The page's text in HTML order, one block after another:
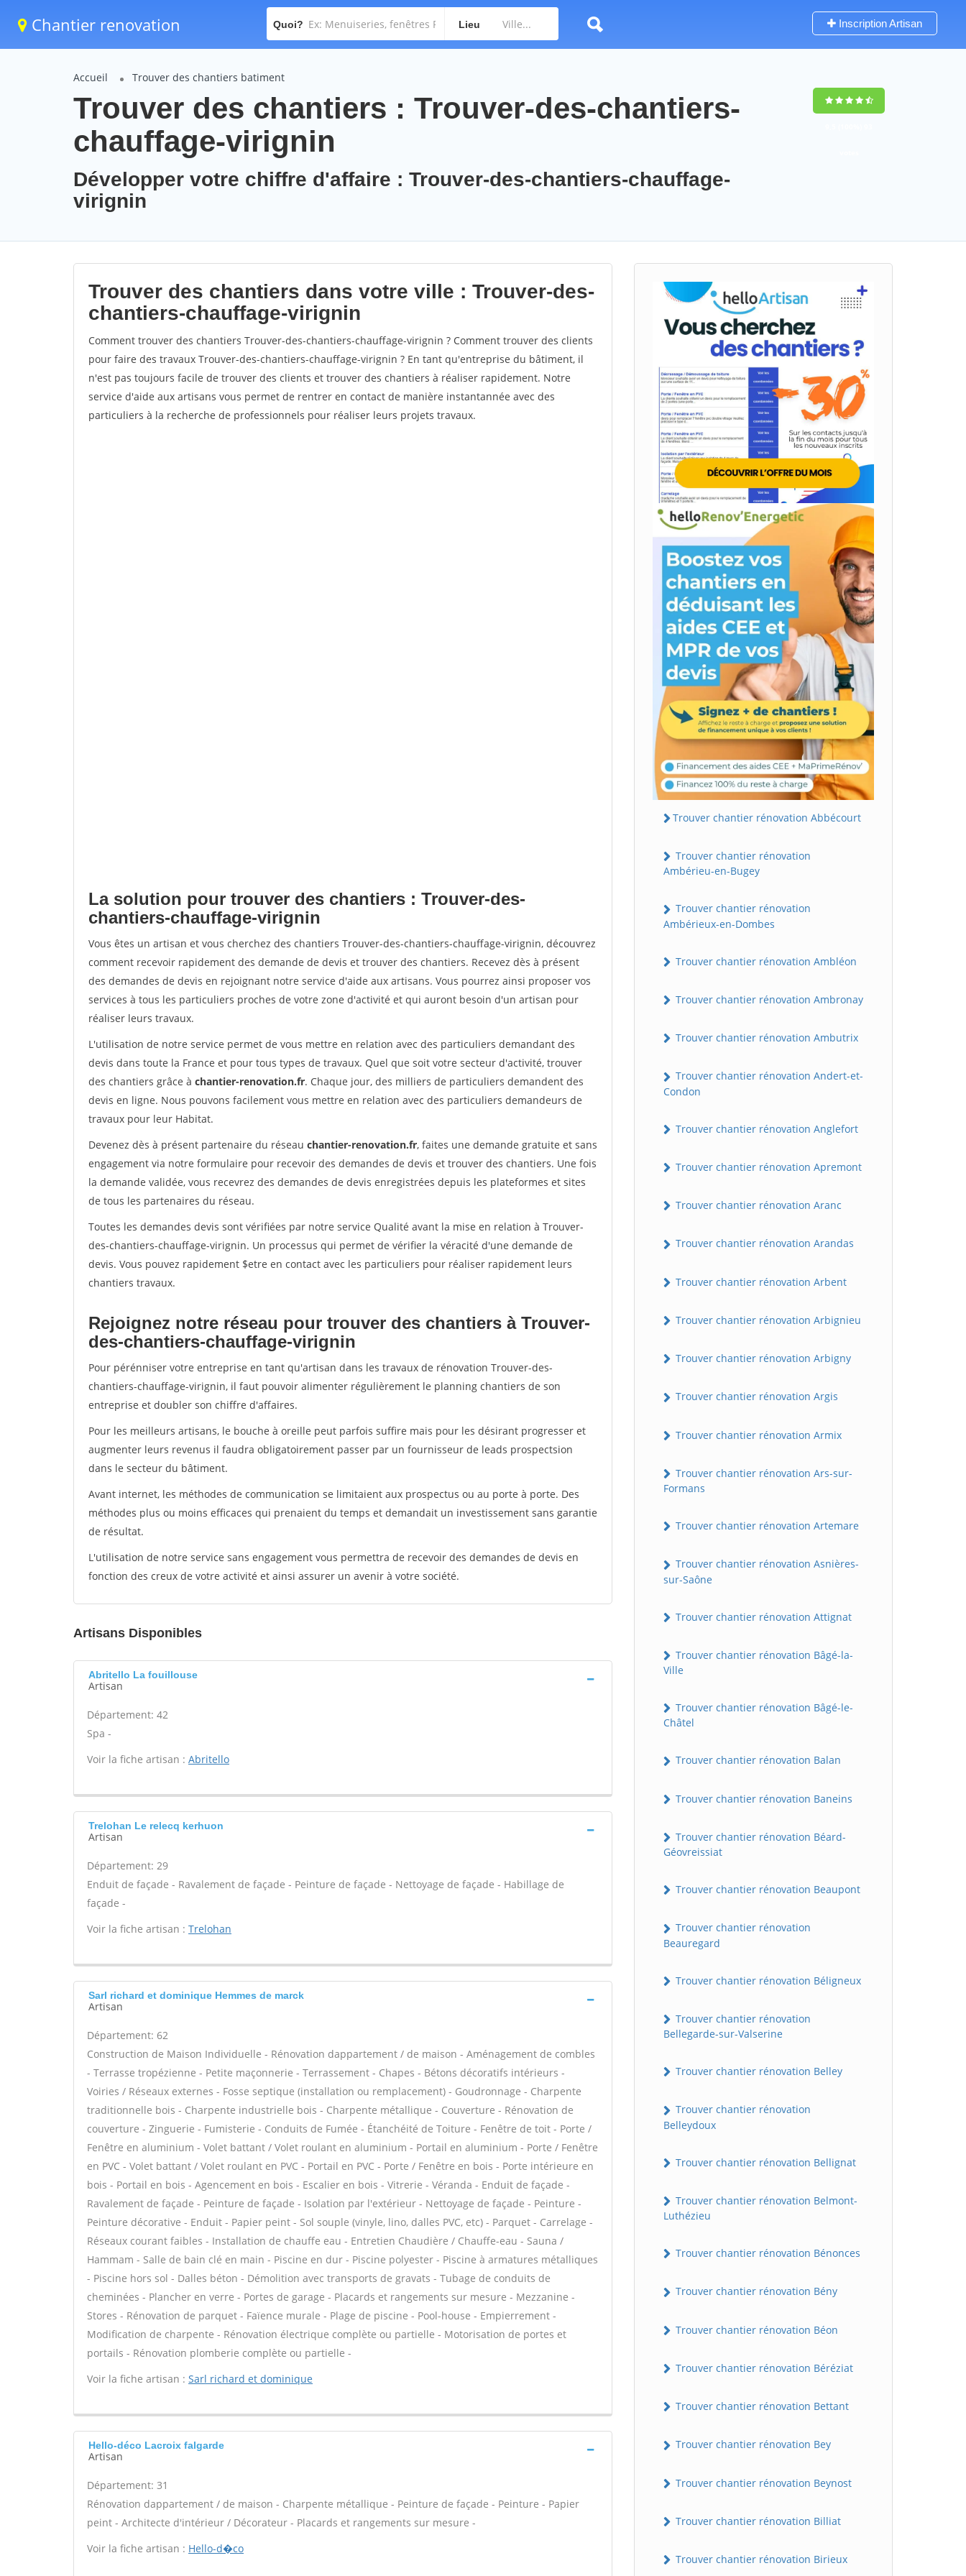
Chantier renovation Quoi? Lieu Inscription Artisan
Accueil Trouver des chantiers batiment
Trouver des chantiers : Trouver-des-chantiers-
chauffage-virignin
Développer votre chiffre d'affaire : Trouver-des-chantiers-chauffage-
virignin
Trouver des chantiers dans votre ville : Trouver-des-
chantiers-chauffage-virignin
Comment trouver des chantiers Trouver-des-chantiers-chauffage-virignin ? Comment trouver des clients
pour faire des travaux Trouver-des-chantiers-chauffage-virignin ? En tant qu'entreprise du bâtiment, il
n'est pas toujours facile de trouver des clients et trouver des chantiers à réaliser rapidement. Notre
service d'aide aux artisans vous permet de rentrer en contact de manière instantannée avec des
particuliers à la recherche de professionnels pour réaliser leurs projets travaux.
La solution pour trouver des chantiers : Trouver-des-
chantiers-chauffage-virignin
Vous êtes un artisan et vous cherchez des chantiers Trouver-des-chantiers-chauffage-virignin, découvrez
comment recevoir rapidement des demande de devis et trouver des chantiers. Recevez dès à présent
des demandes de devis en rejoignant notre service d'aide aux artisans. Vous pourrez ainsi proposer vos
services à tous les particuliers proches de votre zone d'activité et qui auront besoin d'un artisan pour
réaliser leurs travaux.
L'utilisation de notre service permet de vous mettre en relation avec des particuliers demandant des
devis dans toute la France et pour tous types de travaux. Quel que soit votre secteur d'activité, trouver
des chantiers grâce à chantier-renovation.fr. Chaque jour, des milliers de particuliers demandent des
devis en ligne. Nous pouvons facilement vous mettre en relation avec des particuliers demandeurs de
travaux pour leur Habitat.
Devenez dès à présent partenaire du réseau chantier-renovation.fr, faites une demande gratuite et sans
engagement via notre formulaire pour recevoir des demandes de devis et trouver des chantiers. Une fois
la demande validée, vous recevrez des demandes de devis enregistrées depuis les plateformes et sites
de tous les partenaires du réseau.
Toutes les demandes devis sont vérifiées par notre service Qualité avant la mise en relation à Trouver-
des-chantiers-chauffage-virignin. Un processus qui permet de vérifier la véracité d'une demande de
devis. Vous pouvez rapidement $etre en contact avec les particuliers pour réaliser rapidement leurs
chantiers travaux.
Rejoignez notre réseau pour trouver des chantiers à Trouver-
des-chantiers-chauffage-virignin
Pour pérénniser votre entreprise en tant qu'artisan dans les travaux de rénovation Trouver-des-
chantiers-chauffage-virignin, il faut pouvoir alimenter régulièrement le planning chantiers de son
entreprise et doubler son chiffre d'affaires.
Pour les meilleurs artisans, le bouche à oreille peut parfois suffire mais pour les désirant progresser et
augmenter leurs revenus il faudra obligatoirement passer par un fournisseur de leads prospectsion
dans le secteur du bâtiment.
Avant internet, les méthodes de communication se limitaient aux prospectus ou au porte à porte. Des
méthodes plus ou moins efficaces qui prenaient du temps et demandait un investissement sans garantie
de résultat.
L'utilisation de notre service sans engagement vous permettra de recevoir des demandes de devis en
fonction des creux de votre activité et ainsi assurer un avenir à votre société.
Artisans Disponibles
Abritello La fouillouse
Artisan
Département: 42
Spa -
Voir la fiche artisan : Abritello
Trelohan Le relecq kerhuon
Artisan
Département: 29
Enduit de façade - Ravalement de façade - Peinture de façade - Nettoyage de façade - Habillage de
façade -
Voir la fiche artisan : Trelohan
Sarl richard et dominique Hemmes de marck
Artisan
Département: 62
Construction de Maison Individuelle - Rénovation dappartement / de maison - Aménagement de combles
- Terrasse tropézienne - Petite maçonnerie - Terrassement - Chapes - Bétons décoratifs intérieurs -
Voiries / Réseaux externes - Fosse septique (installation ou remplacement) - Goudronnage - Charpente
traditionnelle bois - Charpente industrielle bois - Charpente métallique - Couverture - Rénovation de
couverture - Zinguerie - Fumisterie - Conduits de Fumée - Étanchéité de Toiture - Fenêtre de toit - Porte /
Fenêtre en aluminium - Volet battant / Volet roulant en aluminium - Portail en aluminium - Porte / Fenêtre
en PVC - Volet battant / Volet roulant en PVC - Portail en PVC - Porte / Fenêtre en bois - Porte intérieure en
bois - Portail en bois - Agencement en bois - Escalier en bois - Vitrerie - Véranda - Enduit de façade -
Ravalement de façade - Peinture de façade - Isolation par l'extérieur - Nettoyage de façade - Peinture -
Peinture décorative - Enduit - Papier peint - Sol souple (vinyle, lino, dalles PVC, etc) - Parquet - Carrelage -
Réseaux courant faibles - Installation de chauffe eau - Entretien Chaudière / Chauffe-eau - Sauna /
Hammam - Salle de bain clé en main - Piscine en dur - Piscine polyester - Piscine à armatures métalliques
- Piscine hors sol - Dalles béton - Démolition avec transports de gravats - Tubage de conduits de
cheminées - Plancher en verre - Portes de garage - Placards et rangements sur mesure - Mezzanine -
Stores - Rénovation de parquet - Faïence murale - Plage de piscine - Pool-house - Empierrement -
Modification de charpente - Rénovation électrique complète ou partielle - Motorisation de portes et
portails - Rénovation plomberie complète ou partielle -
Voir la fiche artisan : Sarl richard et dominique
Hello-déco Lacroix falgarde
Artisan
Département: 31
Rénovation dappartement / de maison - Charpente métallique - Peinture de façade - Peinture - Papier
peint - Architecte d'intérieur / Décorateur - Placards et rangements sur mesure -
Voir la fiche artisan : Hello-d�co
Trouver chantier rénovation Abbécourt
Trouver chantier rénovation
Ambérieu-en-Bugey
Trouver chantier rénovation
Ambérieux-en-Dombes
Trouver chantier rénovation Ambléon
Trouver chantier rénovation Ambronay
Trouver chantier rénovation Ambutrix
Trouver chantier rénovation Andert-et-
Condon
Trouver chantier rénovation Anglefort
Trouver chantier rénovation Apremont
Trouver chantier rénovation Aranc
Trouver chantier rénovation Arandas
Trouver chantier rénovation Arbent
Trouver chantier rénovation Arbignieu
Trouver chantier rénovation Arbigny
Trouver chantier rénovation Argis
Trouver chantier rénovation Armix
Trouver chantier rénovation Ars-sur-
Formans
Trouver chantier rénovation Artemare
Trouver chantier rénovation Asnières-
sur-Saône
Trouver chantier rénovation Attignat
Trouver chantier rénovation Bâgé-la-
Ville
Trouver chantier rénovation Bâgé-le-
Châtel
Trouver chantier rénovation Balan
Trouver chantier rénovation Baneins
Trouver chantier rénovation Béard-
Géovreissiat
Trouver chantier rénovation Beaupont
Trouver chantier rénovation
Beauregard
Trouver chantier rénovation Béligneux
Trouver chantier rénovation
Bellegarde-sur-Valserine
Trouver chantier rénovation Belley
Trouver chantier rénovation
Belleydoux
Trouver chantier rénovation Bellignat
Trouver chantier rénovation Belmont-
Luthézieu
Trouver chantier rénovation Bénonces
Trouver chantier rénovation Bény
Trouver chantier rénovation Béon
Trouver chantier rénovation Béréziat
Trouver chantier rénovation Bettant
Trouver chantier rénovation Bey
Trouver chantier rénovation Beynost
Trouver chantier rénovation Billiat
Trouver chantier rénovation Birieux